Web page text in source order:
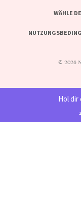
WÄHLE
© 2026
Hol dir